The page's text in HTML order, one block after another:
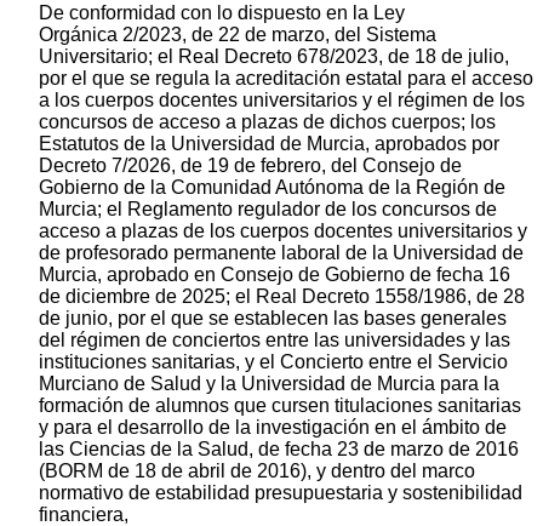
De conformidad con lo dispuesto en la Ley
Orgánica 2/2023, de 22 de marzo, del Sistema
Universitario; el Real Decreto 678/2023, de 18 de julio,
por el que se regula la acreditación estatal para el acceso
a los cuerpos docentes universitarios y el régimen de los
concursos de acceso a plazas de dichos cuerpos; los
Estatutos de la Universidad de Murcia, aprobados por
Decreto 7/2026, de 19 de febrero, del Consejo de
Gobierno de la Comunidad Autónoma de la Región de
Murcia; el Reglamento regulador de los concursos de
acceso a plazas de los cuerpos docentes universitarios y
de profesorado permanente laboral de la Universidad de
Murcia, aprobado en Consejo de Gobierno de fecha 16
de diciembre de 2025; el Real Decreto 1558/1986, de 28
de junio, por el que se establecen las bases generales
del régimen de conciertos entre las universidades y las
instituciones sanitarias, y el Concierto entre el Servicio
Murciano de Salud y la Universidad de Murcia para la
formación de alumnos que cursen titulaciones sanitarias
y para el desarrollo de la investigación en el ámbito de
las Ciencias de la Salud, de fecha 23 de marzo de 2016
(BORM de 18 de abril de 2016), y dentro del marco
normativo de estabilidad presupuestaria y sostenibilidad
financiera,